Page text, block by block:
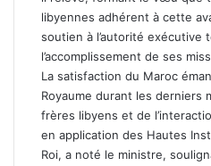
libyennes adhérent à cette
soutien à l’autorité exécutive
l’accomplissement de ses
La satisfaction du Maroc
Royaume durant les derniers
frères libyens et de
en application des Hautes
Roi, a noté le ministre,